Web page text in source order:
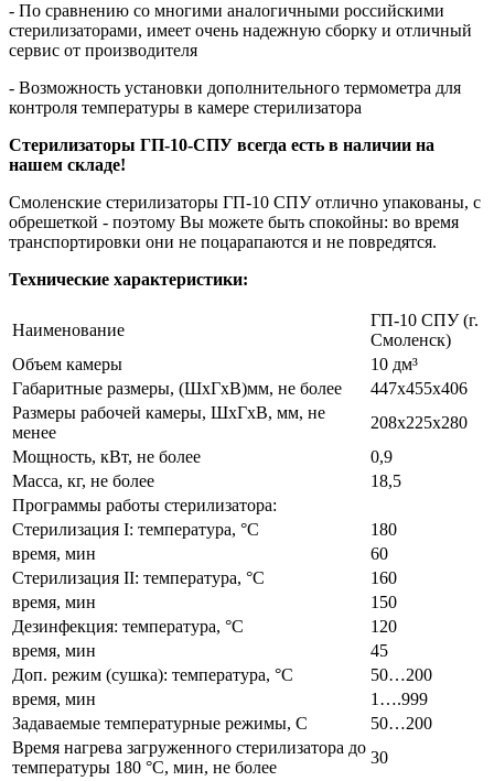
- По сравнению со многими аналогичными российскими
стерилизаторами, имеет очень надежную сборку и отличный
сервис от производителя
- Возможность установки дополнительного термометра для
контроля температуры в камере стерилизатора
Стерилизаторы ГП-10-СПУ всегда есть в наличии на
нашем складе!
Смоленские стерилизаторы ГП-10 СПУ отлично упакованы, с
обрешеткой - поэтому Вы можете быть спокойны: во время
транспортировки они не поцарапаются и не повредятся.
Технические характеристики:
Наименование
ГП-10 СПУ (г.
Смоленск)
Объем камеры
10 дм³
Габаритные размеры, (ШхГхВ)мм, не более
447х455х406
Размеры рабочей камеры, ШхГхВ, мм, не
менее
208х225х280
Мощность, кВт, не более
0,9
Масса, кг, не более
18,5
Программы работы стерилизатора:
Стерилизация I: температура, °С
180
время, мин
60
Стерилизация II: температура, °С
160
время, мин
150
Дезинфекция: температура, °С
120
время, мин
45
Доп. режим (сушка): температура, °С
50…200
время, мин
1….999
Задаваемые температурные режимы, С
50…200
Время нагрева загруженного стерилизатора до
температуры 180 °С, мин, не более
30